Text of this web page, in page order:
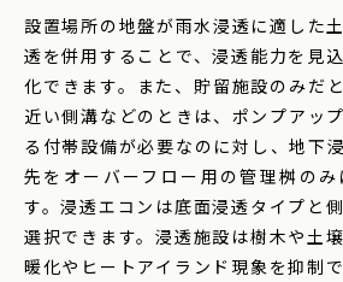
設置場所の地盤が雨水浸透に適した
透を併用することで、浸透能力を見
化できます。また、貯留施設のみだ
近い側溝などのときは、ポンプアッ
る付帯設備が必要なのに対し、地下
先をオーバーフロー用の管理桝の
す。浸透エコンは底面浸透タイプと
選択できます。浸透施設は樹木や土
暖化やヒートアイランド現象を抑制